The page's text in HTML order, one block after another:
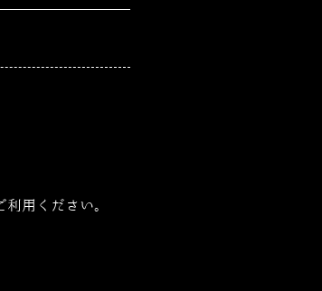
用ください。